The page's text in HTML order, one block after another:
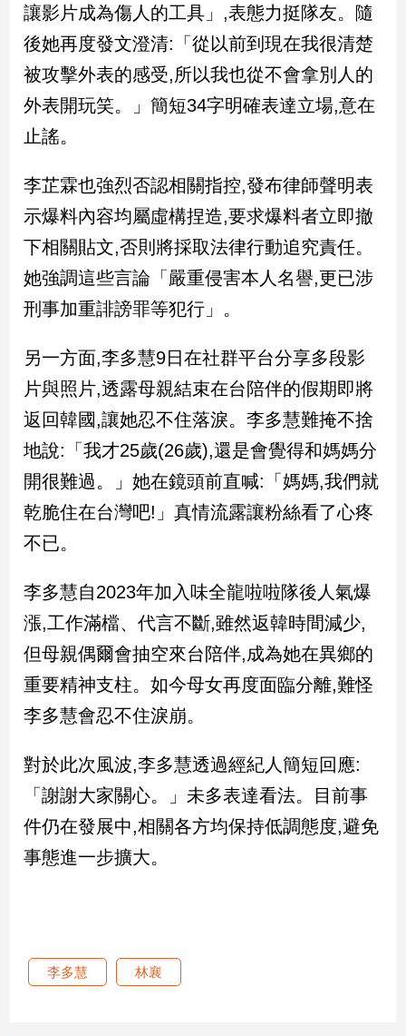
會
點
觀
點
兩
岸/
國
會/
地
方
新
冠
病
專
區
南
台
觀
南
台
灣
觀
點
娛
樂
娛
行/
讓影片成為傷人的工具」,表態力挺隊友。隨
後她再度發文澄清:「從以前到現在我很清楚
被攻擊外表的感受,所以我也從不會拿別人的
外表開玩笑。」簡短34字明確表達立場,意在
止謠。
李芷霖也強烈否認相關指控,發布律師聲明表
示爆料內容均屬虛構捏造,要求爆料者立即撤
下相關貼文,否則將採取法律行動追究責任。
她強調這些言論「嚴重侵害本人名譽,更已涉
刑事加重誹謗罪等犯行」。
另一方面,李多慧9日在社群平台分享多段影
片與照片,透露母親結束在台陪伴的假期即將
返回韓國,讓她忍不住落淚。李多慧難掩不捨
地說:「我才25歲(26歲),還是會覺得和媽媽分
開很難過。」她在鏡頭前直喊:「媽媽,我們就
乾脆住在台灣吧!」真情流露讓粉絲看了心疼
不已。
李多慧自2023年加入味全龍啦啦隊後人氣爆
漲,工作滿檔、代言不斷,雖然返韓時間減少,
但母親偶爾會抽空來台陪伴,成為她在異鄉的
重要精神支柱。如今母女再度面臨分離,難怪
李多慧會忍不住淚崩。
對於此次風波,李多慧透過經紀人簡短回應:
「謝謝大家關心。」未多表達看法。目前事
件仍在發展中,相關各方均保持低調態度,避免
事態進一步擴大。
李多慧 林襄